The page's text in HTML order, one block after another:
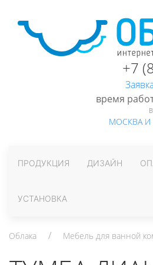
+7
время
МОСКВА И
ПРОДУКЦИЯ ДИЗАЙН
УСТАНОВКА
Облака Мебель для ванной